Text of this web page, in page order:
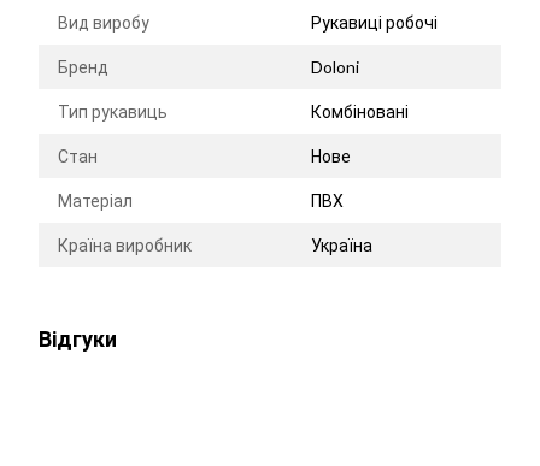
Вид виробу Рукавиці робочі
Бренд Doloni
Тип рукавиць Комбіновані
Стан Нове
Матеріал ПВХ
Країна виробник Україна
Відгуки